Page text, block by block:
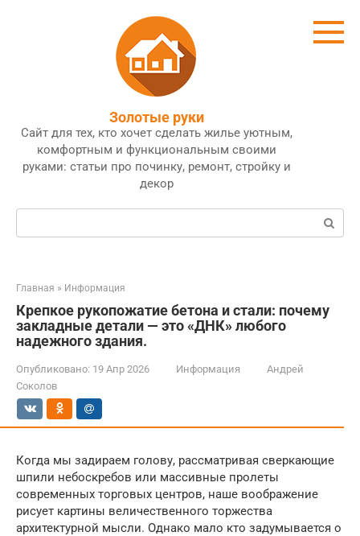
Золотые руки
Сайт для тех, кто хочет сделать жилье уютным,
комфортным и функциональным своими
руками: статьи про починку, ремонт, стройку и
декор
Поиск:
Главная » Информация
Крепкое рукопожатие бетона и стали: почему
закладные детали — это «ДНК» любого
надежного здания.
Опубликовано: 19 Апр 2026 Информация
Андрей
Соколов
Когда мы задираем голову, рассматривая сверкающие
шпили небоскребов или массивные пролеты
современных торговых центров, наше воображение
рисует картины величественного торжества
архитектурной мысли. Однако мало кто задумывается о